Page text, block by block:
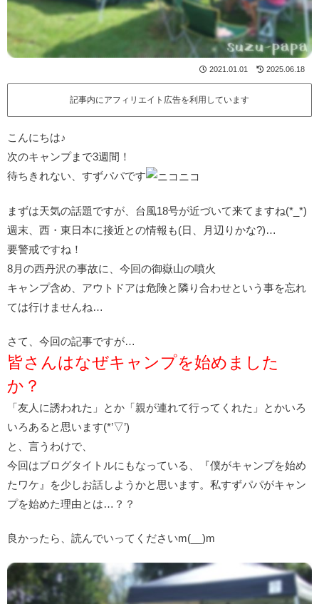
2021.01.01 2025.06.18
記事内にアフィリエイト広告を利用しています
こんにちは♪
次のキャンプまで3週間！
待ちきれない、すずパパです
まずは天気の話題ですが、台風18号が近づいて来てますね(*_*)
週末、西・東日本に接近との情報も(日、月辺りかな?)…
要警戒ですね！
8月の西丹沢の事故に、今回の御嶽山の噴火
キャンプ含め、アウトドアは危険と隣り合わせという事を忘れ
ては行けませんね…
さて、今回の記事ですが…
皆さんはなぜキャンプを始めました
か？
「友人に誘われた」とか「親が連れて行ってくれた」とかいろ
いろあると思います(*’▽’)
と、言うわけで、
今回はブログタイトルにもなっている、『僕がキャンプを始め
たワケ』を少しお話しようかと思います。私すずパパがキャン
プを始めた理由とは…？？
良かったら、読んでいってくださいm(__)m